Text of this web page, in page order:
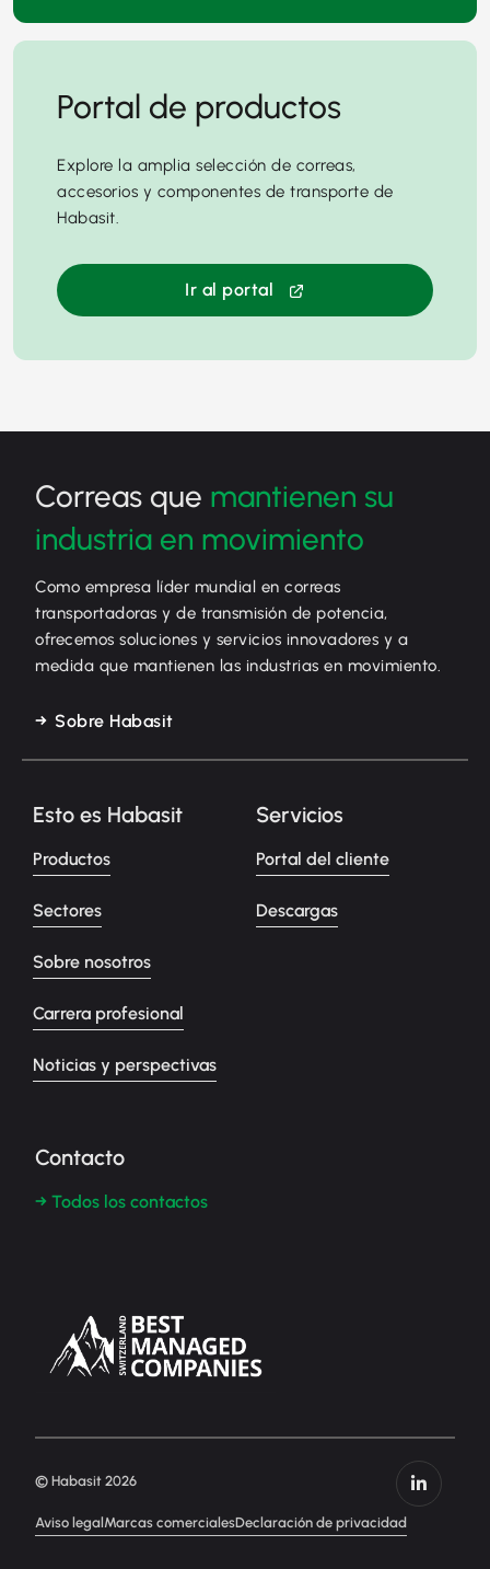
Portal de productos
Explore la amplia selección de correas,
accesorios y componentes de transporte de
Habasit.
Ir al portal
Correas que mantienen su
industria en movimiento
Como empresa líder mundial en correas
transportadoras y de transmisión de potencia,
ofrecemos soluciones y servicios innovadores y a
medida que mantienen las industrias en movimiento.
Sobre Habasit
Esto es Habasit
Productos
Sectores
Sobre nosotros
Carrera profesional
Noticias y perspectivas
Servicios
Portal del cliente
Descargas
Contacto
→ Todos los contactos
Aviso legalMarcas comercialesDeclaración de privacidad
© Habasit 2026